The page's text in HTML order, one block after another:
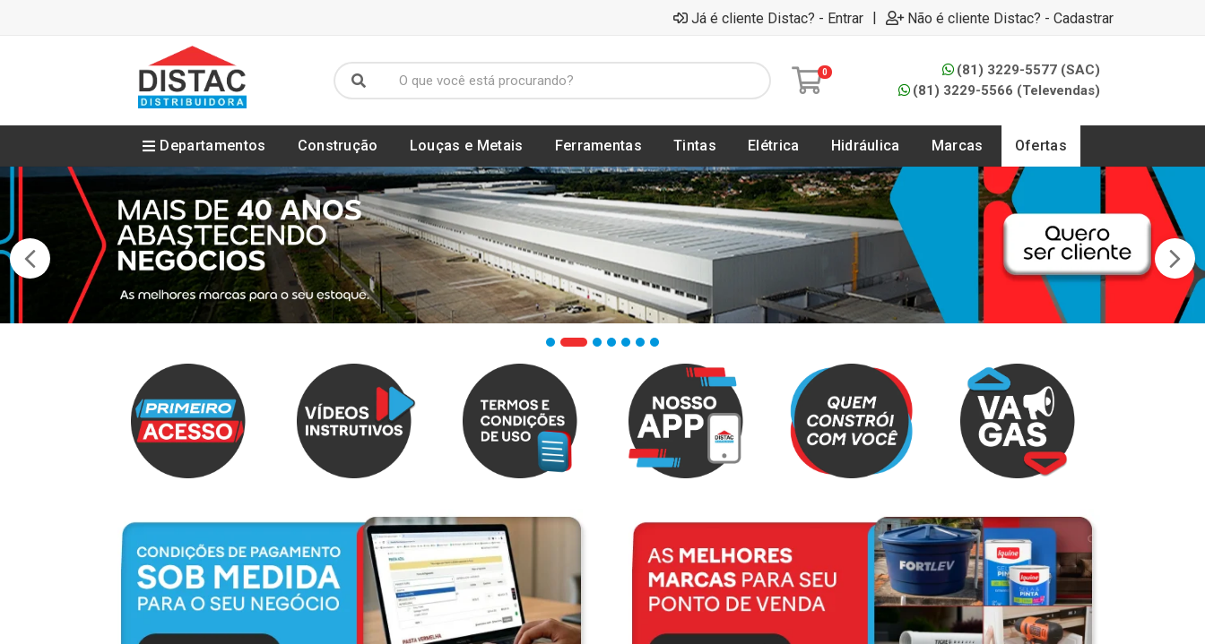
Já é cliente Distac? - Entrar | Não é cliente Distac? - Cadastrar
0
(81) 3229-5577 (SAC)
(81) 3229-5566 (Televendas)
Departamentos Construção Louças e Metais Ferramentas Tintas Elétrica Hidráulica Marcas Ofertas